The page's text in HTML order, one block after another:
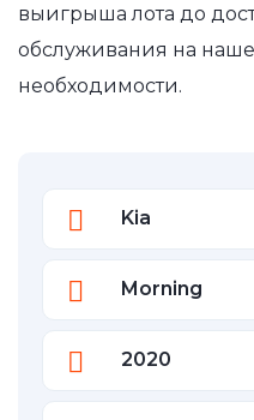
выигрыша лота до
обслуживания на
необходимости.
Kia
Morning
2020